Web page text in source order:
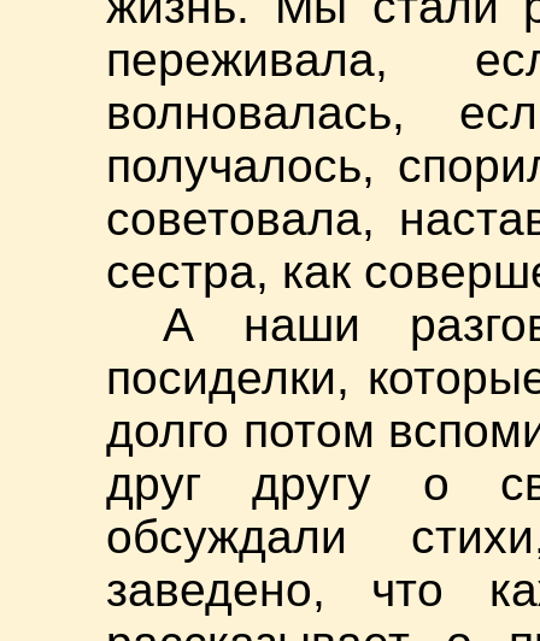
переживала,
волновалась,
получалось,
советовала,
сестра, как
А наши
посиделки,
долго потом
друг другу о
обсуждали
заведено, что